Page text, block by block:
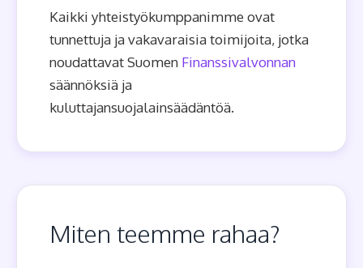
Kaikki yhteistyökumppanimme ovat
tunnettuja ja vakavaraisia toimijoita, jotka
noudattavat Suomen Finanssivalvonnan
säännöksiä ja
kuluttajansuojalainsäädäntöä.
Miten teemme rahaa?